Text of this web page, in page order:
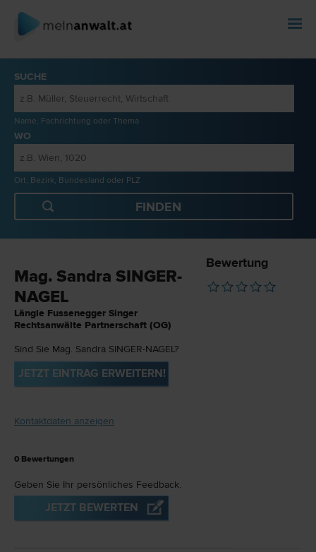
SUCHE
Name, Fachrichtung oder Thema
WO
Ort, Bezirk, Bundesland oder PLZ
Mag. Sandra SINGER-
NAGEL
Längle Fussenegger Singer
Rechtsanwälte Partnerschaft (OG)
Sind Sie Mag. Sandra SINGER-NAGEL?
JETZT EINTRAG ERWEITERN!
Kontaktdaten anzeigen
Bewertung
0 Bewertungen
Geben Sie Ihr persönliches Feedback.
JETZT BEWERTEN